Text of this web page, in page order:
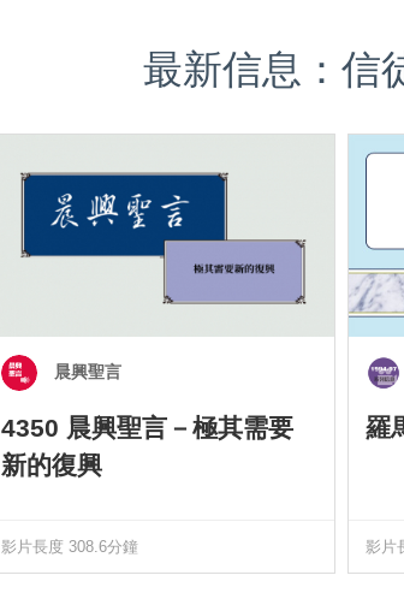
最新信息：信
晨興聖言
4350 晨興聖言－極其需要
新的復興
影片長度 308.6分鐘
羅
影片